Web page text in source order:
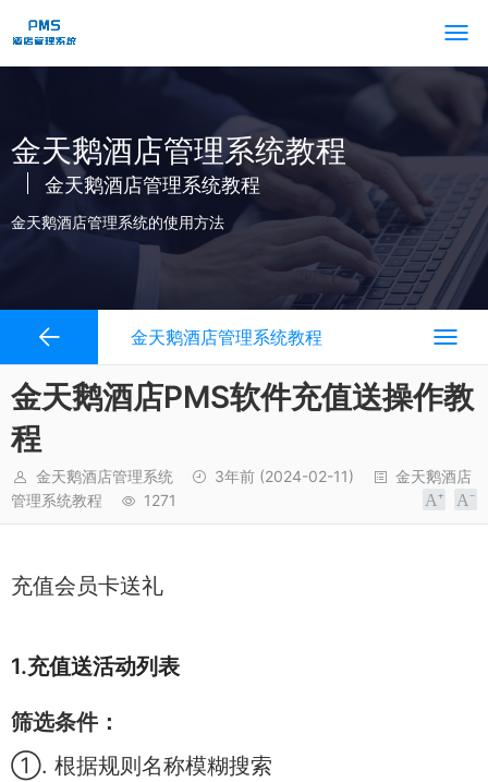
金天鹅酒店管理系统教程
金天鹅酒店管理系统教程
金天鹅酒店管理系统的使用方法
金天鹅酒店管理系统教程
金天鹅酒店PMS软件充值送操作教
程
金天鹅酒店管理系统 3年前 (2024-02-11)
金天鹅酒店
管理系统教程
1271
充值会员卡送礼
1.充值送活动列表
筛选条件：
①. 根据规则名称模糊搜索